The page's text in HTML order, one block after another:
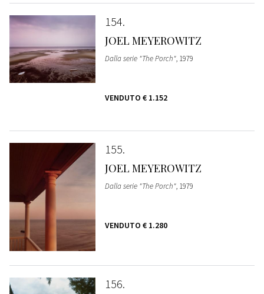
154
JOEL MEYEROWITZ
Dalla serie "The Porch", 1979
VENDUTO € 1.152
155
JOEL MEYEROWITZ
Dalla serie "The Porch", 1979
VENDUTO € 1.280
156